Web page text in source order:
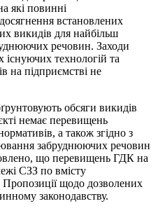
які повинні
встановлених
викидів для найбільш
речовин. Заходи
технологій та
на підприємстві не
обсяги викидів
немає перевищень
а також згідно з
забруднюючих речовин
що перевищень ГДК на
СЗЗ по вмісту
щодо дозволених
законодавству.